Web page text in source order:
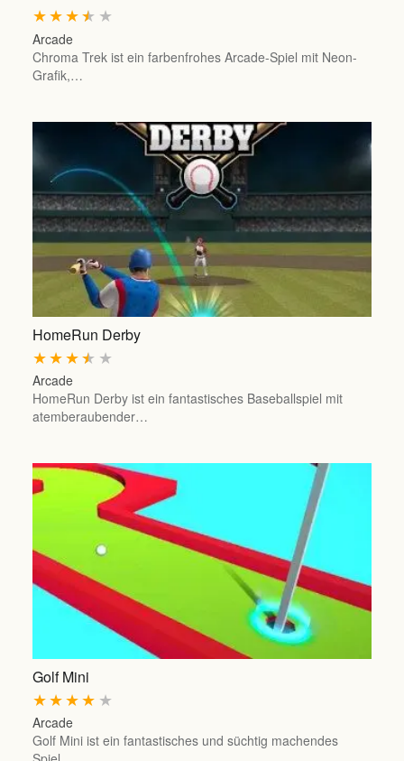
★
★
★
★
★
Arcade
Chroma Trek ist ein farbenfrohes Arcade-Spiel mit Neon-
Grafik,…
HomeRun Derby
★
★
★
★
★
Arcade
HomeRun Derby ist ein fantastisches Baseballspiel mit
atemberaubender…
Golf Mini
★
★
★
★
★
Arcade
Golf Mini ist ein fantastisches und süchtig machendes